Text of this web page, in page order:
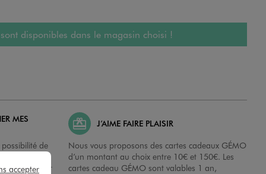
disponibles dans le magasin choisi !
MES
de
sur
J’AIME FAIRE PLAISIR
Nous vous proposons des cartes cadeaux GÉMO
d’un montant au choix entre 10€ et 150€. Les
cartes cadeau GÉMO sont valables 1 an,
accepter